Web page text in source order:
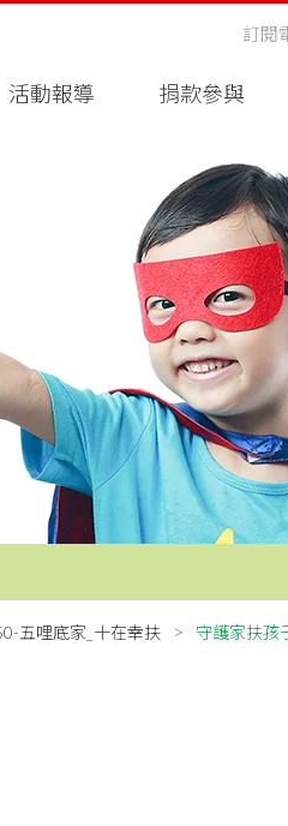
活動報導 捐款參與
訂閱
五哩底家_十在幸扶 守護家扶